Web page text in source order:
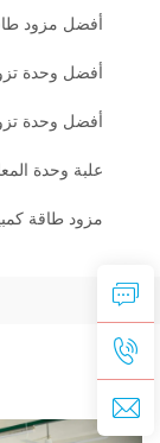
أفضل مزود
أفضل وحدة
أفضل وحدة
علبة وحدة
مزود طاقة